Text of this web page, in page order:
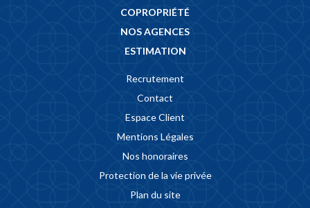
COPROPRIÉTÉ
NOS AGENCES
ESTIMATION
Recrutement
Contact
Espace Client
Mentions Légales
Nos honoraires
Protection de la vie privée
Plan du site